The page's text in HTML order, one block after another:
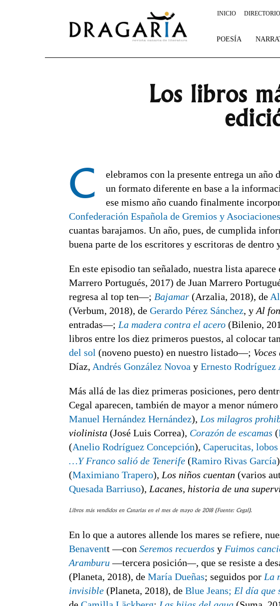
INICIO
POESÍA
Los libros
C elebramos con la presente entrega un año
un formato diferente en base a la
ese mismo año cuando finalmente
Confederación Española de Gremios y
cuantas barajamos. Un año, pues, de cumplida
buena parte de los escritores y escritoras de
En este episodio tan señalado, nuestra lista
Marrero Portugués, 2017) de Juan Marrero
regresa al top ten—; Bajamar (Arzalia, 2018), de
(Verbum, 2018), de Gerardo Pérez Sánchez, y Al
entradas—; La madera contra el acero (Bilenio,
libros entre los diez primeros puestos, al colocar
del sol (noveno puesto) en nuestro listado—;
Díaz, Andrés González Novoa y Ernesto Rodríguez
Más allá de las diez primeras posiciones, pero
Cegal aparecen, también de mayor a menor número
Manuel Hernández Hernández), Los milagros
violinista (José Luis Correa), Corazón de escamas (
(Anelio Rodríguez Concepción), Caperucitas,
…Y Franco salió de Tenerife (Ramiro Rivas García
(Maximiano Trapero), Los niños cuentan (varios
Quesada Barriuso), Lacanes, historia de una
Libros más vendidos en Canarias en el mes de mayo de 2018 (Fuente: Cegal).
En lo que a autores allende los mares se refiere,
Benaventt —con Seremos recuerdos y Fuimos
Aramburu —tercera posición—, que se resiste a
(Planeta, 2018), de María Dueñas; seguidos por La
invisible (Planeta, 2018), de Blue Jeans; El día que